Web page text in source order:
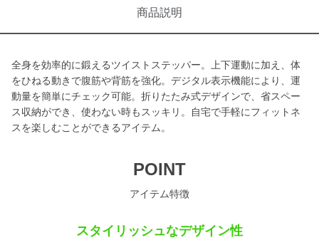
商品説明
全身を効率的に鍛えるツイストステッパー。上下運動に加え、体
をひねる動きで腹筋や背筋を強化。デジタル表示機能により、運
動量を簡単にチェック可能。折りたたみ式デザインで、省スペー
ス収納ができ、使わない時もスッキリ。自宅で手軽にフィットネ
スを楽しむことができるアイテム。
POINT
アイテム特徴
スタイリッシュなデザイン性